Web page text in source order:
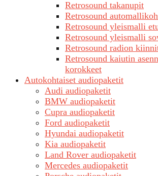
Retrosound takanupit
Retrosound
Retrosound yleismalli
Retrosound yleismalli
Retrosound radion
Retrosound kaiutin
korokkeet
Autokohtaiset audiopaketit
Audi audiopaketit
BMW audiopaketit
Cupra audiopaketit
Ford audiopaketit
Hyundai audiopaketit
Kia audiopaketit
Land Rover audiopaketit
Mercedes audiopaketit